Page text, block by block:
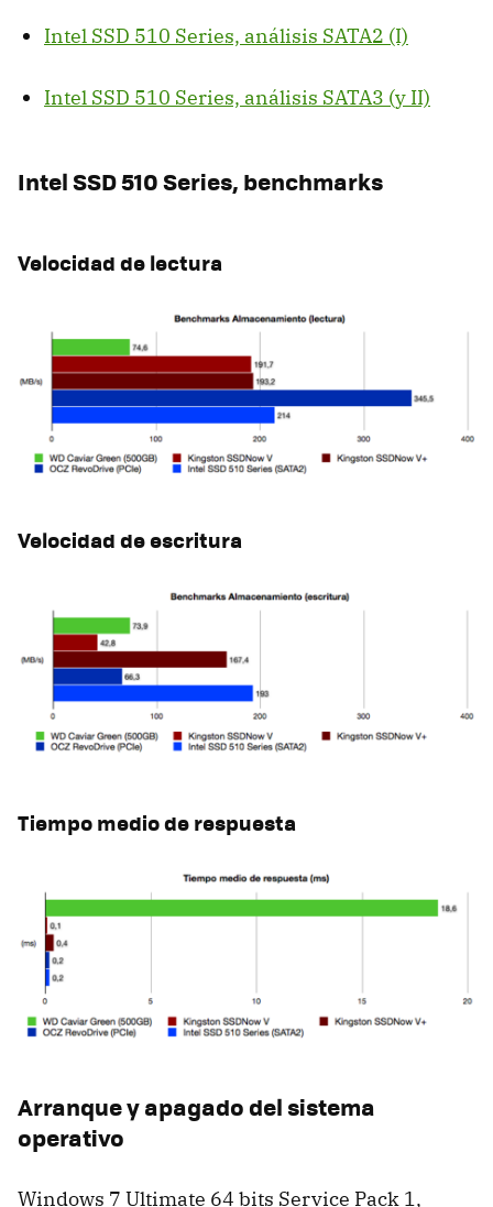
Intel SSD 510 Series, análisis SATA2 (I)
Intel SSD 510 Series, análisis SATA3 (y II)
IntelSSD510 Series, benchmarks
Velocidad de lectura
Velocidad de escritura
Tiempo medio de respuesta
Arranque y apagado del sistema
operativo
Windows 7 Ultimate 64 bits Service Pack 1,